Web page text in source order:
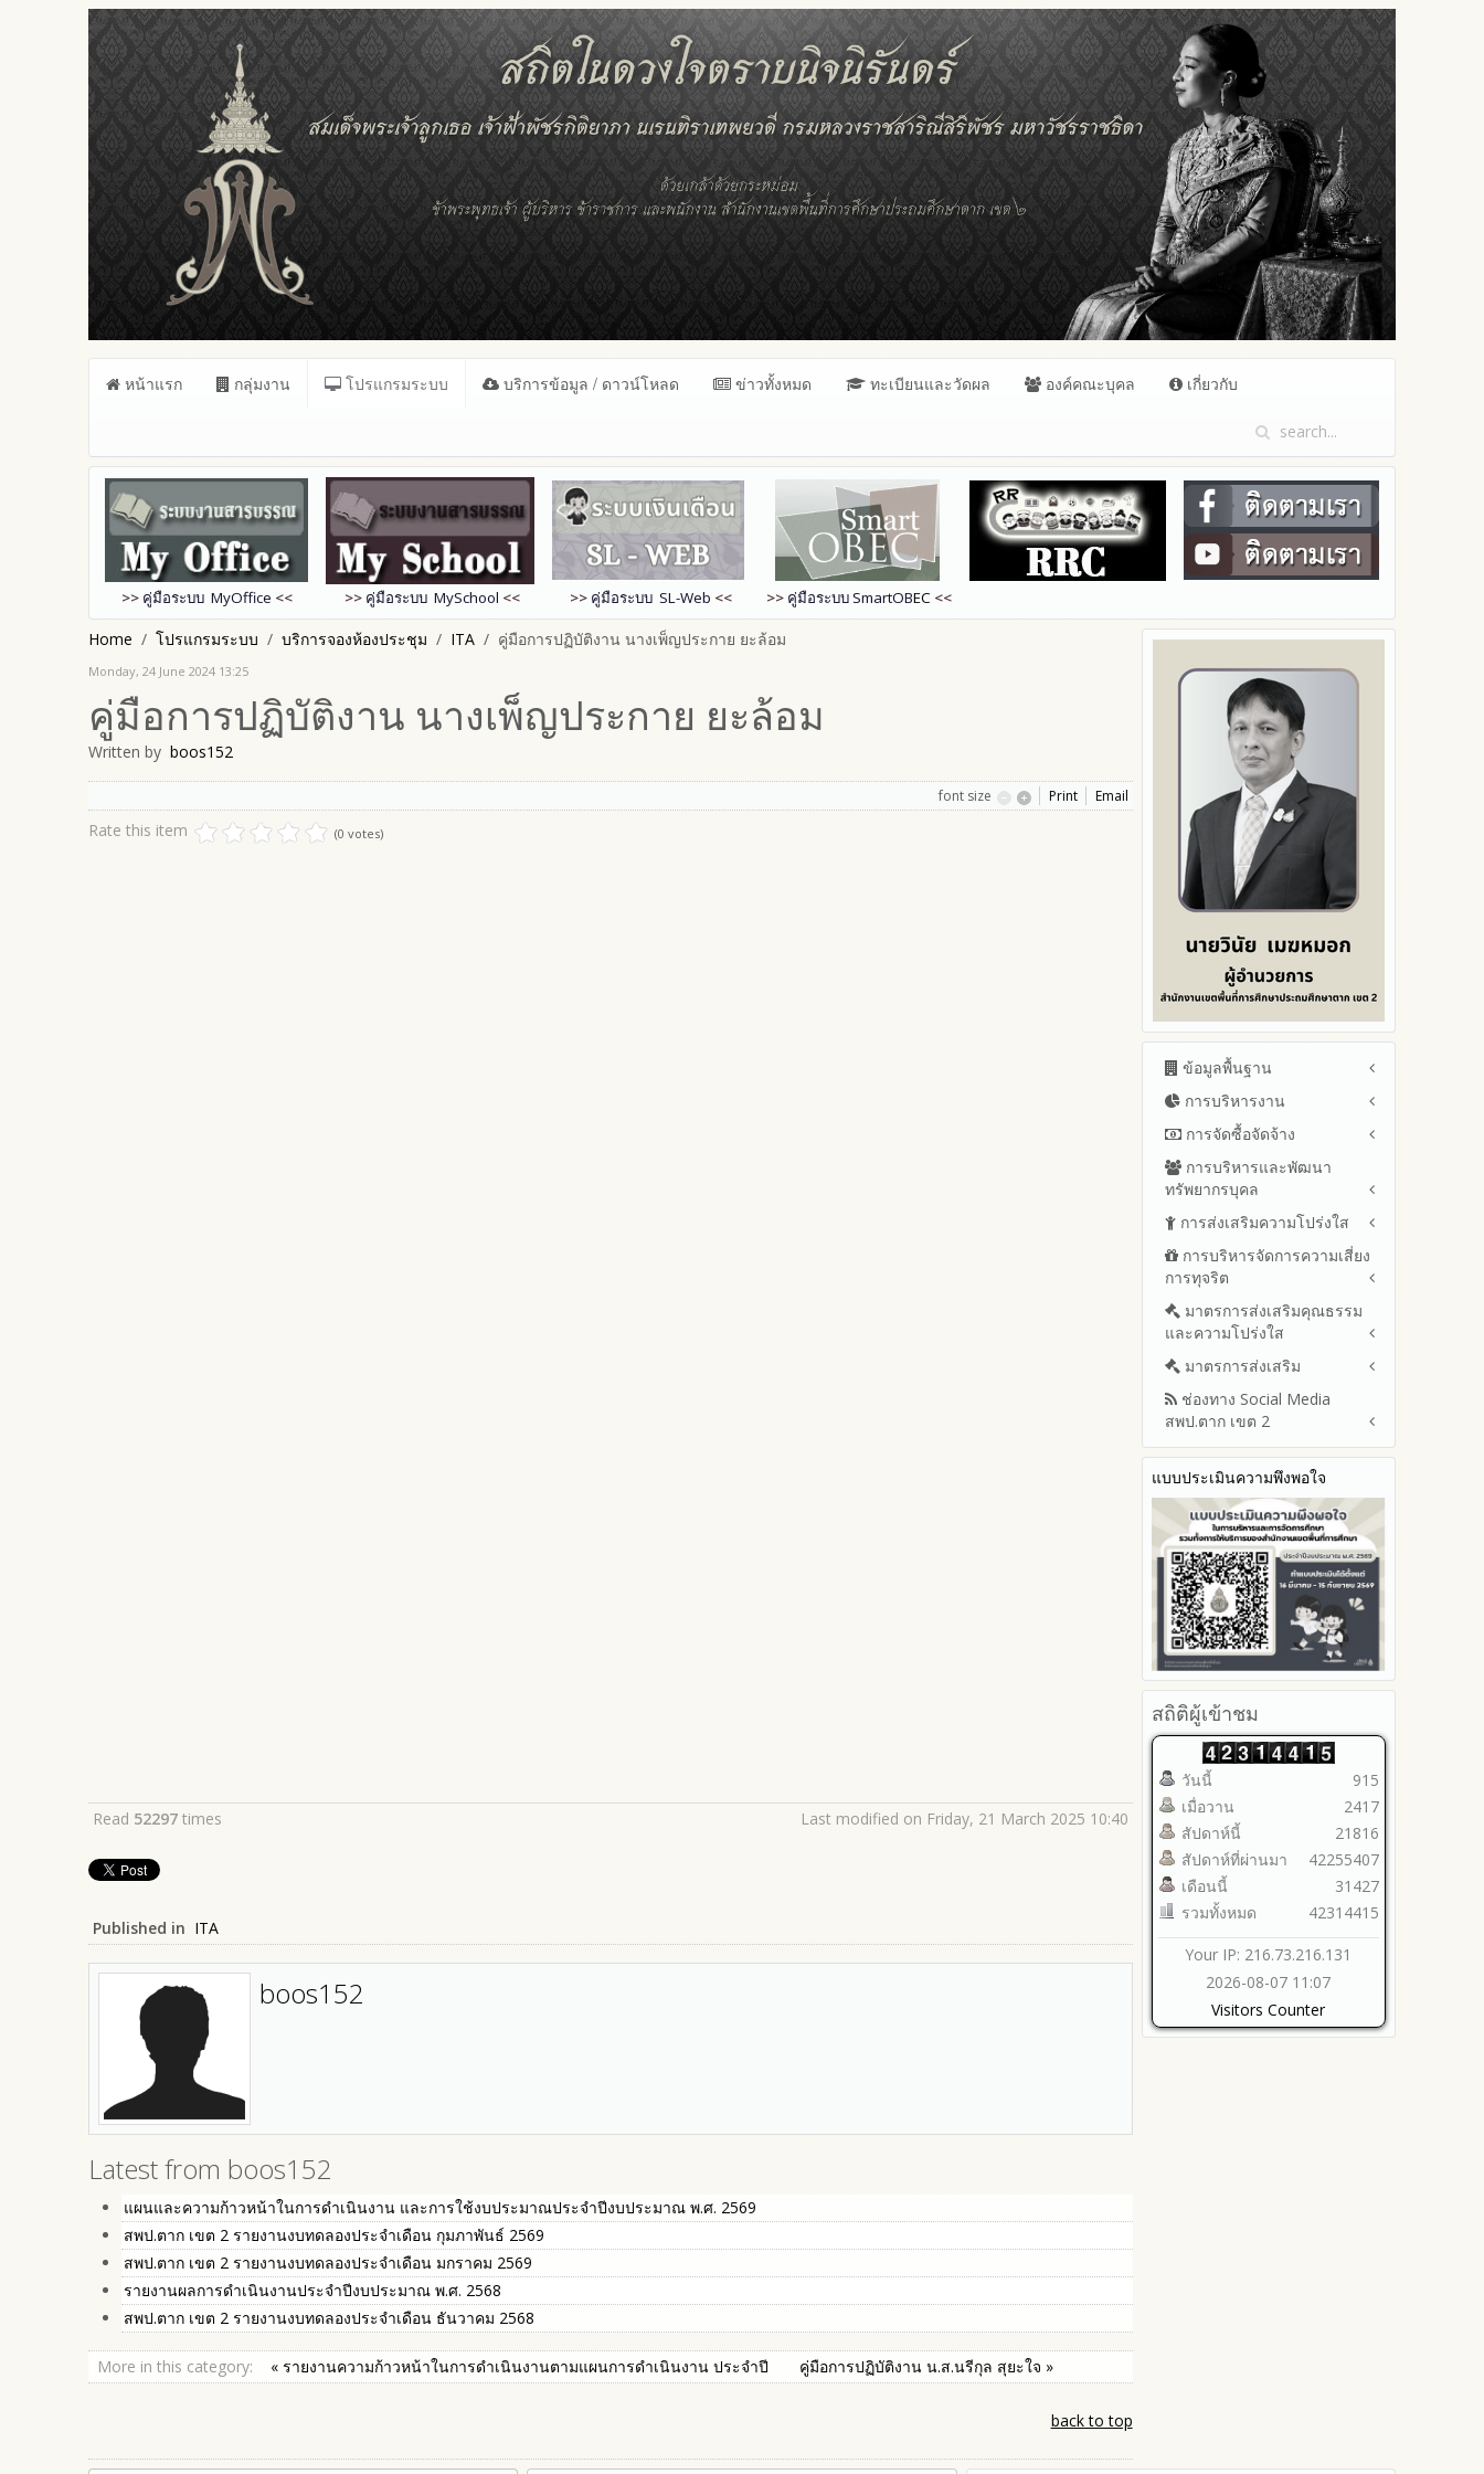
หน้าแรก กลุ่มงาน โปรแกรมระบบ บริการข้อมูล / ดาวน์โหลด ข่าวทั้งหมด ทะเบียนและวัดผล องค์คณะบุคล เกี่ยวกับ
>> คู่มือระบบ MyOffice << >> คู่มือระบบ MySchool << >> คู่มือระบบ SL-Web << >> คู่มือระบบSmartOBEC <<
Home โปรแกรมระบบ บริการจองห้องประชุม ITA คู่มือการปฏิบัติงาน นางเพ็ญประกาย ยะล้อม
Monday, 24 June 2024 13:25
คู่มือการปฏิบัติงาน นางเพ็ญประกาย ยะล้อม
Written by boos152
font size Print Email
Rate this item (0 votes)
Read 52297 times Last modified on Friday, 21 March 2025 10:40
Published in ITA
boos152
Latest from boos152
แผนและความก้าวหน้าในการดำเนินงาน และการใช้งบประมาณประจำปีงบประมาณ พ.ศ. 2569
สพป.ตาก เขต 2 รายงานงบทดลองประจำเดือน กุมภาพันธ์ 2569
สพป.ตาก เขต 2 รายงานงบทดลองประจำเดือน มกราคม 2569
รายงานผลการดำเนินงานประจำปีงบประมาณ พ.ศ. 2568
สพป.ตาก เขต 2 รายงานงบทดลองประจำเดือน ธันวาคม 2568
More in this category: « รายงานความก้าวหน้าในการดำเนินงานตามแผนการดำเนินงาน ประจำปี คู่มือการปฏิบัติงาน น.ส.นรีกุล สุยะใจ »
back to top
ข้อมูลพื้นฐาน
โครงสร้าง หน้าที่และอำนาจ
ข้อมูลผู้บริหาร
ข้อมูลการติดต่อและ ช่อง
ทางการสอบถาม
ระเบียบ / กฎหมายที่เกี่ยวข้อง
นโยบายคุ้มครองข้อมูลส่วน
บุคคล
ข่าวประชาสัมพันธ์
ข่าวสารพัฒนาสำนักงาน
เกี่ยวข้องกับแนวทางส่งเสริมความ
การบริหารงาน
แผนยุทธศาสตร์หรือแผนพัฒนา
สำนักงานเขตพื้นที่การศึกษา
แผนและความก้าวหน้าในการ
ประจำปีงบประมาณ
ปีงบประมาณ 2569
ปีงบประมาณ 2568
ปีงบประมาณ 2567
ปีงบประมาณ 2566
ปีงบประมาณ 2565
รายงานผลการดำเนินงาน
ประจำปี
รายงานผลปี 2567
รายงานผลปี 2566
รายงานผลปี 2565
รายงานผลปี 2564
คู่มือหรือแนวทางการปฏิบัติงาน
ของเจ้าหน้าที่
คู่มือหรือแนวทางการขอรับ
บริการสำหรับผู้รับบริการหรือผู้มา
ติดต่อ
ระบบการให้บริการผ่านช่อง
ทางออนไลน์ (E-Service)
My Office
My School
SL-WEB
BRSS
ACC Tak2
ข้อมูลสถิติการให้บริการ
การจัดซื้อจัดจ้าง
สรุปผลการจัดซื้อจัดจ้างหรือการ
จัดหาพัสดุรายเดือน ประจำ
ปีงบประมาณ พ.ศ.2569 (แบบ
สขร.1)
รายงานสรุปผลการจัดซื้อจัดจ้าง
หรือการจัดหาพัสดุของสำนักงาน
เขตพื้นที่การศึกษา ประจำ
ปีงบประมาณ พ.ศ. 2568
การบริหารและพัฒนา
ทรัพยากรบุคล
หลักเกณฑ์และแผนการบริหาร
และพัฒนาทรัพยากรบุคลล ประจำ
ปีงบประมาณ พ.ศ.2569
พัฒนาทรัพยากรบุคคลประจำ
ปีงบประมาณ
ประมวลจริยธรรมและการขับ
เคลื่อนจริยธรรม
การส่งเสริมความโปร่งใส
แนวปฏิบัติการจัดการเรื่องร้อง
เรียนการทุจริตและประพฤติมิชอบ
ช่องทางแจ้งเรื่องร้องเรียนการ
ทุจริตและประพฤติมิชอบ
ข้อมูลสถิติเรื่องร้องเรียนการ
ทุจริตและประพฤติมิชอบ ประจำ
ปีงบประมาณ
การเปิดโอกาสให้มีส่วนร่วมใน
การดำเนินงานปีงบประมาณ
การบริหารจัดการความเสี่ยง
การทุจริต
การขับเคลื่อนนโยบาย No Gift
Policy จากการปฏิบัติหน้าที่ และ
การเสริมสร้างความรู้เกี่ยวกับหลัก
เกณฑ์การรับ ทรัพย์สินหรือประ
โปยชน์อื่นใดโดยธรรมจรรยาของ
เจ้าพนักงานของรัฐ
การประเมินความเสี่ยง ใน
สำนักงานเขตพื้นที่การศึกษา
ประจำปีงบประมาณ
รายงานผลการดำเนินการตาม
แผนบริหารจัดการความเสี่ยงการ
ทุจริตของสำนักงานเขตพื้นที่การ
ศึกษา ประจำงบประมาณ
มาตรการส่งเสริมคุณธรรม
และความโปร่งใส
แผนปฏิบัติการป้องกันการทุจริต
ประจำปีงบประมาณ
2569
2568
2567
2566
2565
2564
รายงานผลการดำเนินการ
ป้องกันการทุจริตประจำปี
2568
2567
2566
2565
2564
2563
รายงานการกำกับติดตาม
มาตรการส่งเสริมคุณธรรมและ
ความโปร่งใสภายใน สพท.
การนำผลการประเมิน ITA ไปสู่
การพัฒนาองค์กร
รายงานผลการดำเนินการเพื่อ
โปร่งใสภายใน สพท. ประจำ
ปีงบประมาณ
มาตรการส่งเสริม
มาตรการเผยแพร่ข้อมูลต่อ
สาธารณะ
มาตรการส่งเสริมความโปร่งใสใน
การจัดซื้อจัดจ้าง
มาตราการจัดการเรื่องร้องเรียน
การทุจริต
มาตรการป้องกันการรับสินบน
มาตรการป้องกันการขัดกัน
ระหว่างผลประโยชน์ส่วนตนกับ
ส่วนรวม
มาตรการตรวจสอบการใช้ดุลพินิจ
มาตราการให้ผู้มีส่วนได้ส่วนเสียมี
ส่วนร่วม
ช่องทาง Social Media
สพป.ตาก เขต 2
Q&A / ชมเชย / เสนอแนะ
Facebook เพจ สพป.ตาก 2
Youtube ช่อง สพป.ตาก เขต 2
Youtube เรื่องเล่าข่าวตาก 2
แบบประเมินความพึงพอใจ
สถิติผู้เข้าชม
วันนี้
เมื่อวาน
สัปดาห์นี้
สัปดาห์ที่ผ่านมา
เดือนนี้
รวมทั้งหมด
915
2417
21816
42255407
31427
42314415
Your IP: 216.73.216.131
2026-08-07 11:07
Visitors Counter